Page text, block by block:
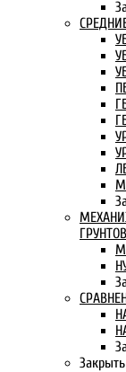
ГРУНТОВ
Закрыть